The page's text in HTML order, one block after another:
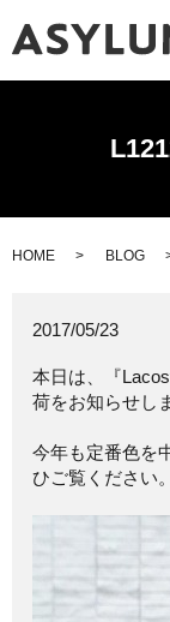
HOME BLOG
2017/05/23
本日は、『
荷をお知らせし
今年も定番色を
ひご覧ください。